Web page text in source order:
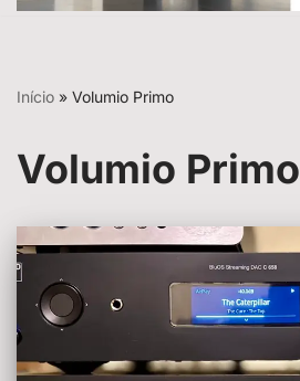
Início » Volumio Primo
Volumio Primo